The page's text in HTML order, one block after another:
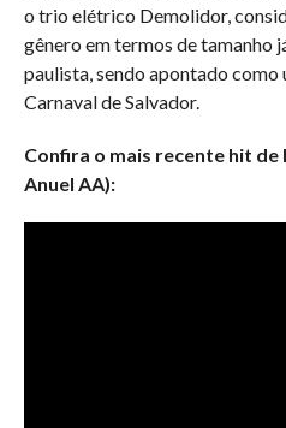
o trio elétrico Demolidor,
gênero em termos de tamanho
paulista, sendo apontado como
Carnaval de Salvador.
Confira o mais recente hit de
Anuel AA):